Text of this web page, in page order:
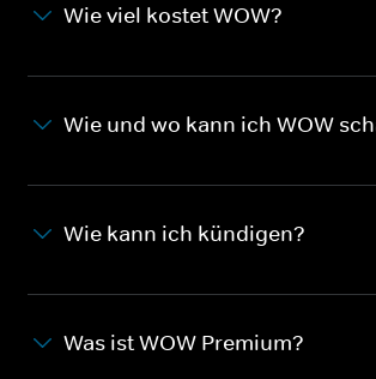
Wie viel kostet WOW?
Wie und wo kann ich WOW
Wie kann ich kündigen?
Was ist WOW Premium?